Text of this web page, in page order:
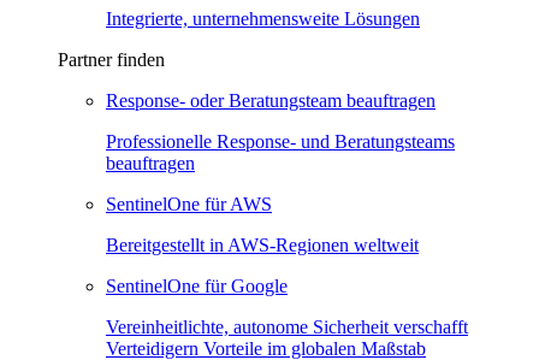
Integrierte, unternehmensweite Lösungen
Partner finden
Response- oder Beratungsteam beauftragen
Professionelle Response- und Beratungsteams
beauftragen
SentinelOne für AWS
Bereitgestellt in AWS-Regionen weltweit
SentinelOne für Google
Vereinheitlichte, autonome Sicherheit verschafft
Verteidigern Vorteile im globalen Maßstab